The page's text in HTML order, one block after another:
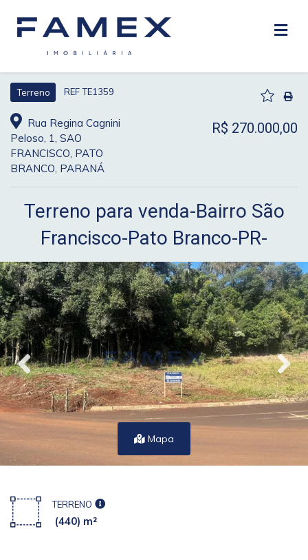
Terreno REF TE1359
Rua Regina Cagnini
Peloso, 1, SAO
FRANCISCO, PATO
BRANCO, PARANÁ
R$ 270.000,00
Terreno para venda-Bairro São
Francisco-Pato Branco-PR-
Mapa
TERRENO
(440) m²